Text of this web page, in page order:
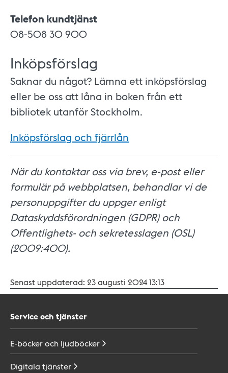
Telefon kundtjänst
08-508 30 900
Inköpsförslag
Saknar du något? Lämna ett inköpsförslag
eller be oss att låna in boken från ett
bibliotek utanför Stockholm.
Inköpsförslag och fjärrlån
När du kontaktar oss via brev, e-post eller
formulär på webbplatsen, behandlar vi de
personuppgifter du uppger enligt
Dataskyddsförordningen (GDPR) och
Offentlighets- och sekretesslagen (OSL)
(2009:400).
Senast uppdaterad: 23 augusti 2024 13:13
Service och tjänster
E-böcker och ljudböcker
Digitala tjänster